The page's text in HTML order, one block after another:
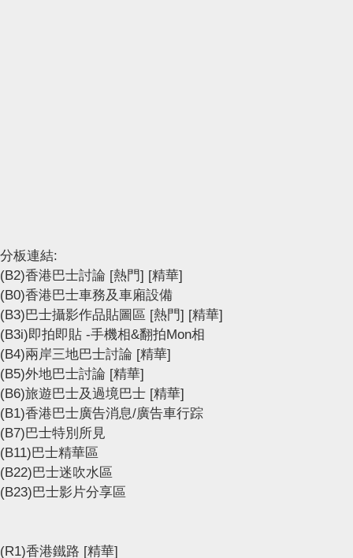
分板連結:
(B2)香港巴士討論 [熱門] [精華]
(B0)香港巴士車務及車廂設備
(B3)巴士攝影作品貼圖區 [熱門] [精華]
(B3i)即拍即貼 -手機相&翻拍Mon相
(B4)兩岸三地巴士討論 [精華]
(B5)外地巴士討論 [精華]
(B6)旅遊巴士及過境巴士 [精華]
(B1)香港巴士廣告消息/廣告車行踪
(B7)巴士特別所見
(B11)巴士精華區
(B22)巴士迷吹水區
(B23)巴士影片分享區
(R1)香港鐵路 [精華]